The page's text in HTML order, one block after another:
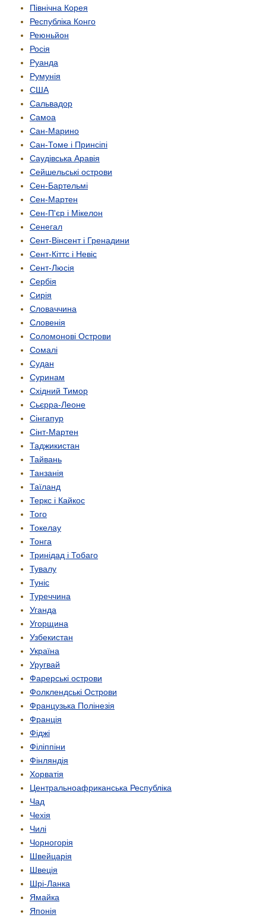
Північна Корея
Республіка Конго
Реюньйон
Росія
Руанда
Румунія
США
Сальвадор
Самоа
Сан-Марино
Сан-Томе і Принсіпі
Саудівська Аравія
Сейшельські острови
Сен-Бартельмі
Сен-Мартен
Сен-П'єр і Мікелон
Сенегал
Сент-Вінсент і Гренадини
Сент-Кіттс і Невіс
Сент-Люсія
Сербія
Сирія
Словаччина
Словенія
Соломонові Острови
Сомалі
Судан
Суринам
Східний Тимор
Сьєрра-Леоне
Сінгапур
Сінт-Мартен
Таджикистан
Тайвань
Танзанія
Таїланд
Теркс і Кайкос
Того
Токелау
Тонга
Тринідад і Тобаго
Тувалу
Туніс
Туреччина
Уганда
Угорщина
Узбекистан
Україна
Уругвай
Фарерські острови
Фолклендські Острови
Французька Полінезія
Франція
Фіджі
Філіппіни
Фінляндія
Хорватія
Центрально­африканська Республіка
Чад
Чехія
Чилі
Чорногорія
Швейцарія
Швеція
Шрі-Ланка
Ямайка
Японія